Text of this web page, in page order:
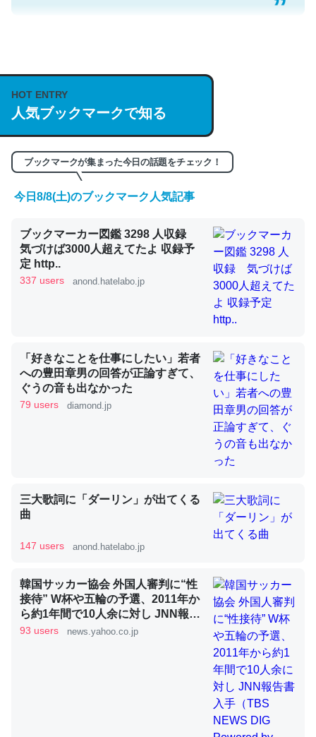
説してる記事が少ないので貴重な良記事。/続編来た
https://isobe324649.hatenablog.com/entry/2023/03/27
/064121
─GPTの仕組みと限界についての考察（１） - conceptualization
くらい。小説でいう「ずっと前の伏線」は回収されないけ
ど、短期記憶というには多い分量。進化すればするほど分
かりやすく強くなりそう
─GPTの仕組みと限界についての考察（１） - conceptualization
昆虫ってカルシウム少ないのか。知らんかった。調べたら
コオロギのカルシウム分はエビの600分の1程度。
─ニュース :: 【研究発表】昆虫学の大問題＝「昆虫はなぜ海にいな
論文では「淡水はカルシウムも酸素も不足してて両方に不
利だから両方が拮抗してるのでは」とあって面白い。海に
ずキチンを強化してる筈だが、酵素が違うのか？
─ニュース :: 【研究発表】昆虫学の大問題＝「昆虫はなぜ海にいな
いのか」に関する新仮説
これを元に考えるとカルシウムを大量に使う脊椎動物と貝
類は苦労してるんだな…。腹足類だと殻を無くしてナメク
HOT ENTRY
人気ブックマークで知る
ブックマークが集まった今日の話題をチェック！
今日8/8(土)のブックマーク人気記事
ブックマーカー図鑑 3298 人収録
気づけば3000人超えてたよ 収録予
定 http..
337 users anond.hatelabo.jp
「好きなことを仕事にしたい」若者
への豊田章男の回答が正論すぎて、
ぐうの音も出なかった
79 users diamond.jp
三大歌詞に「ダーリン」が出てくる
曲
147 users anond.hatelabo.jp
韓国サッカー協会 外国人審判に“性
接待” W杯や五輪の予選、2011年か
ら約1年間で10人余に対し JNN報告
書入手（TBS NEWS DIG Powered
93 users news.yahoo.co.jp